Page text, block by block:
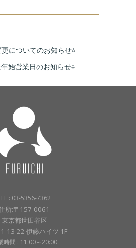
についてのお知らせ⁂
始営業日のお知らせ⁂
: 03-5356-7362
所:〒157-0061
東京都世田谷区
13-22 伊藤ハイツ 1F
時間 : 11:00～20:00